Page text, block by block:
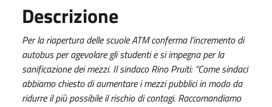
Descrizione
Per la riapertura delle scuole ATM conferma l’incremento di
autobus per agevolare gli studenti e si impegna per la
sanificazione dei mezzi. Il sindaco Rino Pruiti: “Come sindaci
abbiamo chiesto di aumentare i mezzi pubblici in modo da
ridurre il più possibile il rischio di contagi. Raccomandiamo